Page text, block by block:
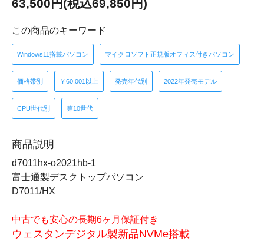
63,500円(税込69,850円)
この商品のキーワード
Windows11搭載パソコン マイクロソフト正規版オフィス付きパソコン
価格帯別 ￥60,001以上 発売年代別 2022年発売モデル
CPU世代別 第10世代
商品説明
d7011hx-o2021hb-1
富士通製デスクトップパソコン
D7011/HX
中古でも安心の長期6ヶ月保証付き
ウェスタンデジタル製新品NVMe搭載